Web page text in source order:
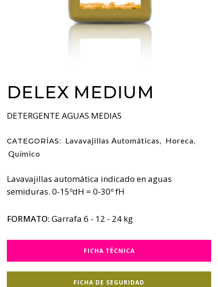
DELEX MEDIUM
DETERGENTE AGUAS MEDIAS
CATEGORÍAS: Lavavajillas Automáticas, Horeca,
Químico
Lavavajillas automática indicado en aguas
semiduras. 0-15ºdH = 0-30º fH
FORMATO: Garrafa 6 - 12 - 24 kg
FICHA TÉCNICA
FICHA DE SEGURIDAD